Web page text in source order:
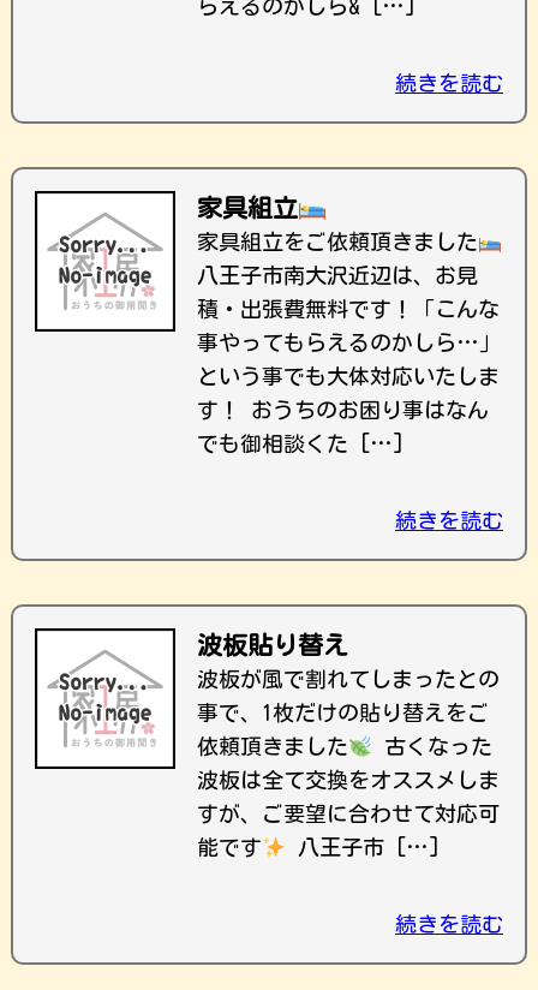
らえるのかしら& […]
続きを読む
家具組立
家具組立をご依頼頂きました
八王子市南大沢近辺は、お見
積・出張費無料です！ ｢こんな
事やってもらえるのかしら…｣
という事でも大体対応いたしま
す！ おうちのお困り事はなん
でも御相談くた […]
続きを読む
波板貼り替え
波板が風で割れてしまったとの
事で、1枚だけの貼り替えをご
依頼頂きました
古くなった
波板は全て交換をオススメしま
すが、ご要望に合わせて対応可
能です
八王子市 […]
続きを読む